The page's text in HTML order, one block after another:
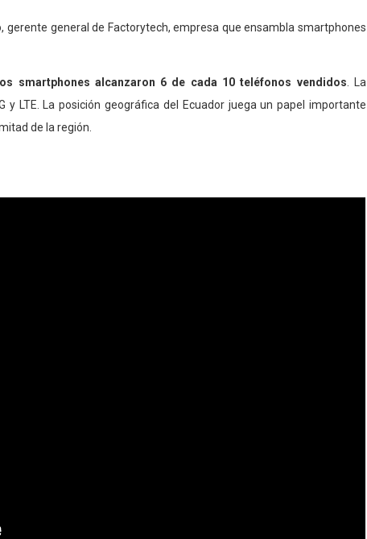
gerente general de Factorytech, empresa que ensambla smartphones
smartphones alcanzaron 6 de cada 10 teléfonos vendidos. La
LTE. La posición geográfica del Ecuador juega un papel importante
de la región.